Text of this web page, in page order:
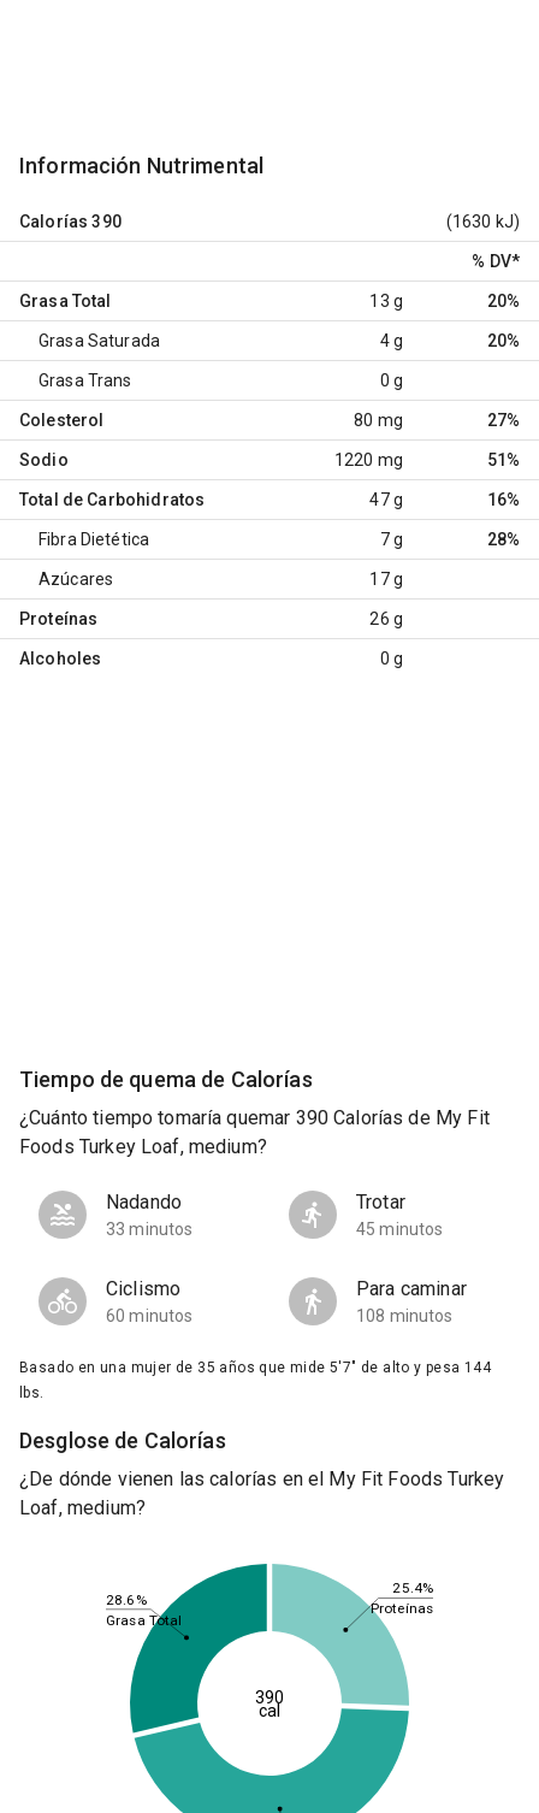
Información Nutrimental
Calorías 390 (1630 kJ)
% DV*
Grasa Total 13 g 20%
Grasa Saturada 4 g 20%
Grasa Trans 0 g
Colesterol 80 mg 27%
Sodio 1220 mg 51%
Total de Carbohidratos 47 g 16%
Fibra Dietética 7 g 28%
Azúcares 17 g
Proteínas 26 g
Alcoholes 0 g
Tiempo de quema de Calorías
¿Cuánto tiempo tomaría quemar 390 Calorías de My Fit
Foods Turkey Loaf, medium?
Nadando
33 minutos
Trotar
45 minutos
Ciclismo
60 minutos
Para caminar
108 minutos
Basado en una mujer de 35 años que mide 5'7" de alto y pesa 144
lbs.
Desglose de Calorías
¿De dónde vienen las calorías en el My Fit Foods Turkey
Loaf, medium?
25.4%
28.6%
Proteínas
Grasa Total
390
cal